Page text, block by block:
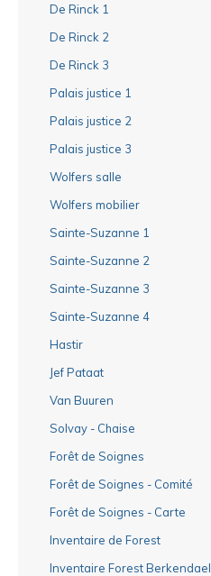
De Rinck 1
De Rinck 2
De Rinck 3
Palais justice 1
Palais justice 2
Palais justice 3
Wolfers salle
Wolfers mobilier
Sainte-Suzanne 1
Sainte-Suzanne 2
Sainte-Suzanne 3
Sainte-Suzanne 4
Hastir
Jef Pataat
Van Buuren
Solvay - Chaise
Forêt de Soignes
Forêt de Soignes - Comité
Forêt de Soignes - Carte
Inventaire de Forest
Inventaire Forest Berkendael